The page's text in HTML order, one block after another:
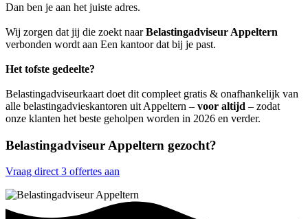
Dan ben je aan het juiste adres.
Wij zorgen dat jij die zoekt naarBelastingadviseur Appeltern
verbonden wordt aan Een kantoor dat bij je past.
Het tofste gedeelte?
Belastingadviseurkaart doet dit compleet gratis & onafhankelijk van
alle belastingadvieskantoren uit Appeltern – voor altijd – zodat
onze klanten het beste geholpen worden in 2026 en verder.
Belastingadviseur Appeltern gezocht?
Vraag direct 3 offertes aan